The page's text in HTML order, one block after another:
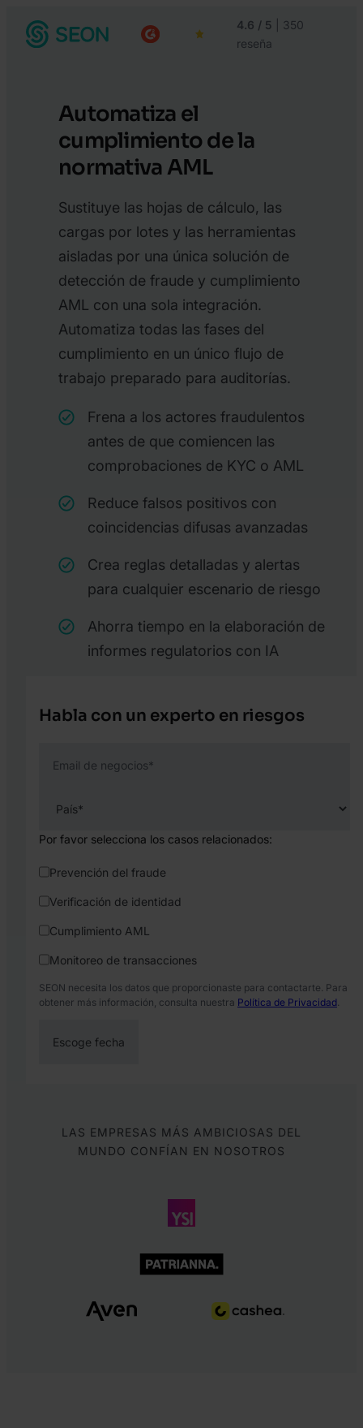
4.6 / 5
| 350
reseña
Automatiza el
cumplimiento de la
normativa AML
Sustituye las hojas de cálculo, las
cargas por lotes y las herramientas
aisladas por una única solución de
detección de fraude y cumplimiento
AML con una sola integración.
Automatiza todas las fases del
cumplimiento en un único flujo de
trabajo preparado para auditorías.
Frena a los actores fraudulentos
antes de que comiencen las
comprobaciones de KYC o AML
Reduce falsos positivos con
coincidencias difusas avanzadas
Crea reglas detalladas y alertas
para cualquier escenario de riesgo
Ahorra tiempo en la elaboración de
informes regulatorios con IA
Habla con un experto en riesgos
Email de negocios*
Por favor selecciona los casos relacionados:
Prevención del fraude
Verificación de identidad
Cumplimiento AML
Monitoreo de transacciones
SEON necesita los datos que proporcionaste para contactarte. Para
obtener más información, consulta nuestra Política de Privacidad.
LAS EMPRESAS MÁS AMBICIOSAS DEL
MUNDO CONFÍAN EN NOSOTROS